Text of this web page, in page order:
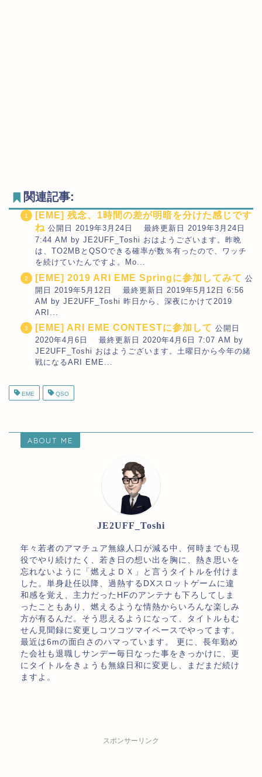
関連記事:
[EME] 残念、1時間の差が明暗を分けた感じです
ね 公開日 2019年3月24日 最終更新日 2019年3月24日
7:44 AM by JE2UFF_Toshi おはようございます。昨晩
は、TO2MBとQSOできる確率が数％有ったので、ワッチ
を続けていたんですよ。Mo...
[EME] 2019 ARI EME Springに参加してみて 公
開日 2019年5月12日 最終更新日 2019年5月12日 6:56
AM by JE2UFF_Toshi 昨日から、深夜にかけて2019
ARI...
[EME] ARI EME CONTESTに参加して 公開日
2020年4月6日 最終更新日 2020年4月6日 7:07 AM by
JE2UFF_Toshi おはようございます。土曜日から今年の緒
戦になるARI EME...
EME QSO
ABOUT ME
JE2UFF_Toshi
年々若者のアマチュア無線人口が減る中、何時までも現
役でやり続けたく、若き日の想い出を胸に、熱き思いを
忘れないように「燃えよＤＸ」と言うタイトルを付けま
した。単身赴任以降、過熱するDXスロットゲームに違
和感を覚え、主力だったHFのアンテナも下ろしてしま
ったこともあり、燃えるような情熱からいろんな楽しみ
方が有るんだ。そう思えるようになって、タイトルもむ
せん見聞録に変更しコツコツマイペースでやってます。
最近は6mの面白さのハマっています。 更に、長年勤め
た会社も退職しサンデー毎日なった事をきっかけに、更
にタイトルをきょうも無線日和に変更し、まだまだ続け
ますよ。
スポンサーリンク